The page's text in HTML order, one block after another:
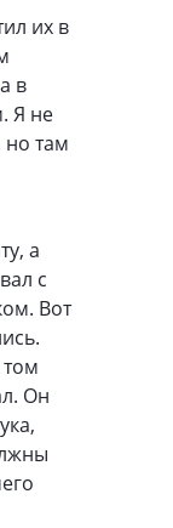
их в
в
Я не
но там
а
с
Вот
Он